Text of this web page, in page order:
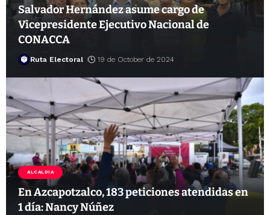
Salvador Hernández asume cargo de
Vicepresidente Ejecutivo Nacional de
CONACCA
Ruta Electoral 19 de October de 2024
ALCALDIA
En Azcapotzalco, 183 peticiones atendidas en
1 día: Nancy Núñez